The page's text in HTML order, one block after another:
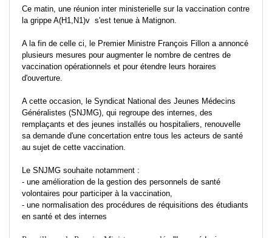
Ce matin, une réunion inter ministerielle sur la vaccination contre
la grippe A(H1,N1)v s'est tenue à Matignon.
A la fin de celle ci, le Premier Ministre François Fillon a annoncé
plusieurs mesures pour augmenter le nombre de centres de
vaccination opérationnels et pour étendre leurs horaires
d'ouverture.
A cette occasion, le Syndicat National des Jeunes Médecins
Généralistes (SNJMG), qui regroupe des internes, des
remplaçants et des jeunes installés ou hospitaliers, renouvelle
sa demande d'une concertation entre tous les acteurs de santé
au sujet de cette vaccination.
Le SNJMG souhaite notamment :
- une amélioration de la gestion des personnels de santé
volontaires pour participer à la vaccination,
- une normalisation des procédures de réquisitions des étudiants
en santé et des internes